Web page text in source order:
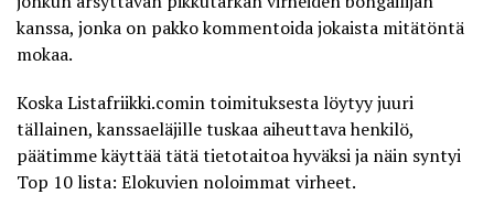
kanssa, jonka on pakko kommentoida jokaista mitätöntä
mokaa.
KoskaListafriikki.comintoimituksesta löytyy juuri
tällainen, kanssaeläjille tuskaa aiheuttava henkilö,
päätimme käyttää tätä tietotaitoa hyväksi ja näin syntyi
Top 10 lista: Elokuvien noloimmat virheet.